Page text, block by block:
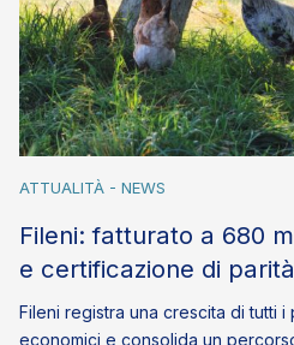
ATTUALITÀ - NEWS
Fileni: fatturato a 680
e certificazione di
Fileni registra una crescita di tutti i
economici e consolida un